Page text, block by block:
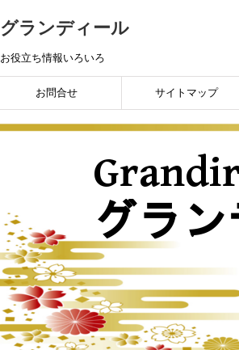
グランディール
お役立ち情報いろいろ
お問合せ サイトマップ